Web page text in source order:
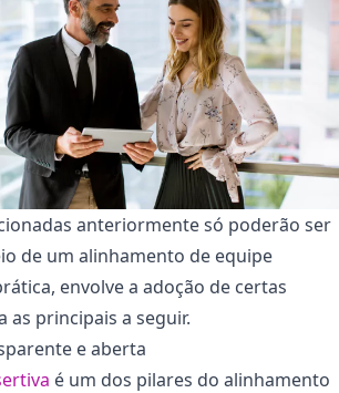
anteriormente só poderão ser
de um alinhamento de equipe
envolve a adoção de certas
as principais a seguir.
e aberta
é um dos pilares do alinhamento